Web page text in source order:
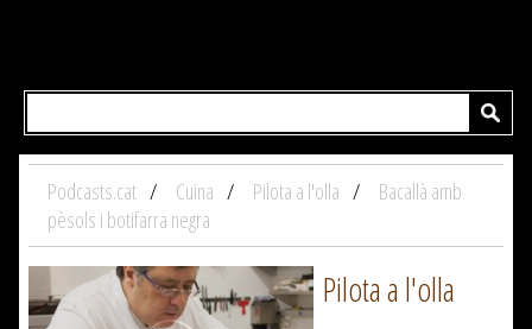
Podcasts.cat Cuina Pilota a l'olla
Bacallà amb
pèsols i botifarra negra
Pilota a l'olla